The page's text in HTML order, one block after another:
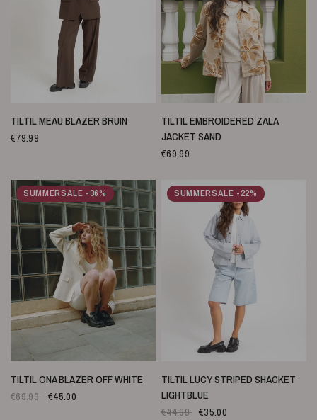
SNELLE WEERGAVE
TILTIL MEAU BLAZER BRUIN
€79.99
SNELLE WEERGAVE
TILTIL EMBROIDERED ZALA
JACKET SAND
€69.99
SUMMERSALE -36%
SNELLE WEERGAVE
TILTIL ONA BLAZER OFF WHITE
€69.99 €45.00
SUMMERSALE -22%
SNELLE WEERGAVE
TILTIL LUCY STRIPED SHACKET
LIGHTBLUE
€44.99 €35.00